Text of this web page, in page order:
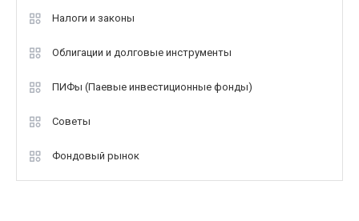
Налоги и законы
Облигации и долговые инструменты
ПИФы (Паевые инвестиционные фонды)
Советы
Фондовый рынок